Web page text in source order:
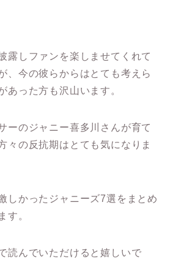
露しファンを楽しませてくれて
、今の彼らからはとても考えら
あった方も沢山います。
ーのジャニー喜多川さんが育て
々の反抗期はとても気になりま
しかったジャニーズ7選をまとめ
す。
読んでいただけると嬉しいで